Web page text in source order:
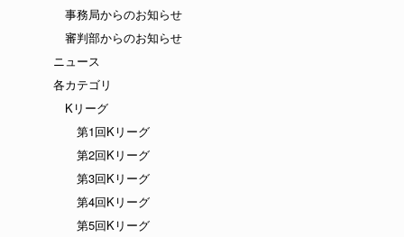
事務局からのお知らせ
審判部からのお知らせ
ニュース
各カテゴリ
Kリーグ
第1回Kリーグ
第2回Kリーグ
第3回Kリーグ
第4回Kリーグ
第5回Kリーグ